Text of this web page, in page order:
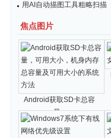
用AI自动描图工具粗略扫描
焦点图片
Android获取SD卡总容
量...